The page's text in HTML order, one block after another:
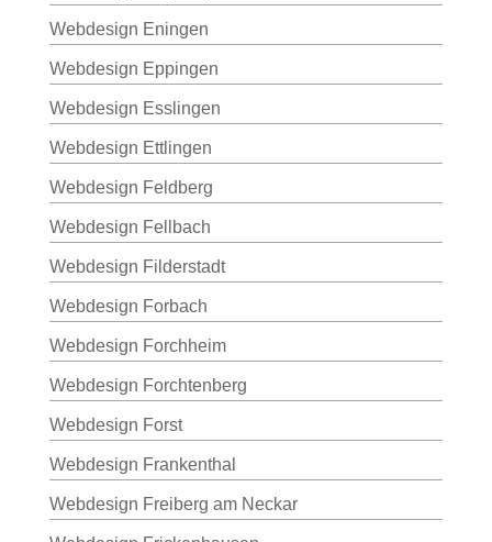
Webdesign Eningen
Webdesign Eppingen
Webdesign Esslingen
Webdesign Ettlingen
Webdesign Feldberg
Webdesign Fellbach
Webdesign Filderstadt
Webdesign Forbach
Webdesign Forchheim
Webdesign Forchtenberg
Webdesign Forst
Webdesign Frankenthal
Webdesign Freiberg am Neckar